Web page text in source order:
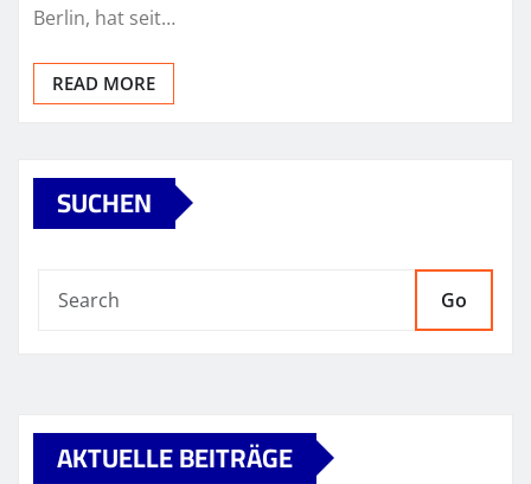
Berlin, hat seit…
READ MORE
SUCHEN
Go
AKTUELLE BEITRÄGE